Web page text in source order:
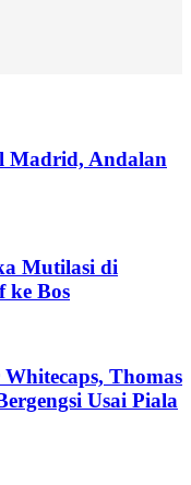
Madrid, Andalan
Mutilasi di
ke Bos
Thomas
Usai Piala